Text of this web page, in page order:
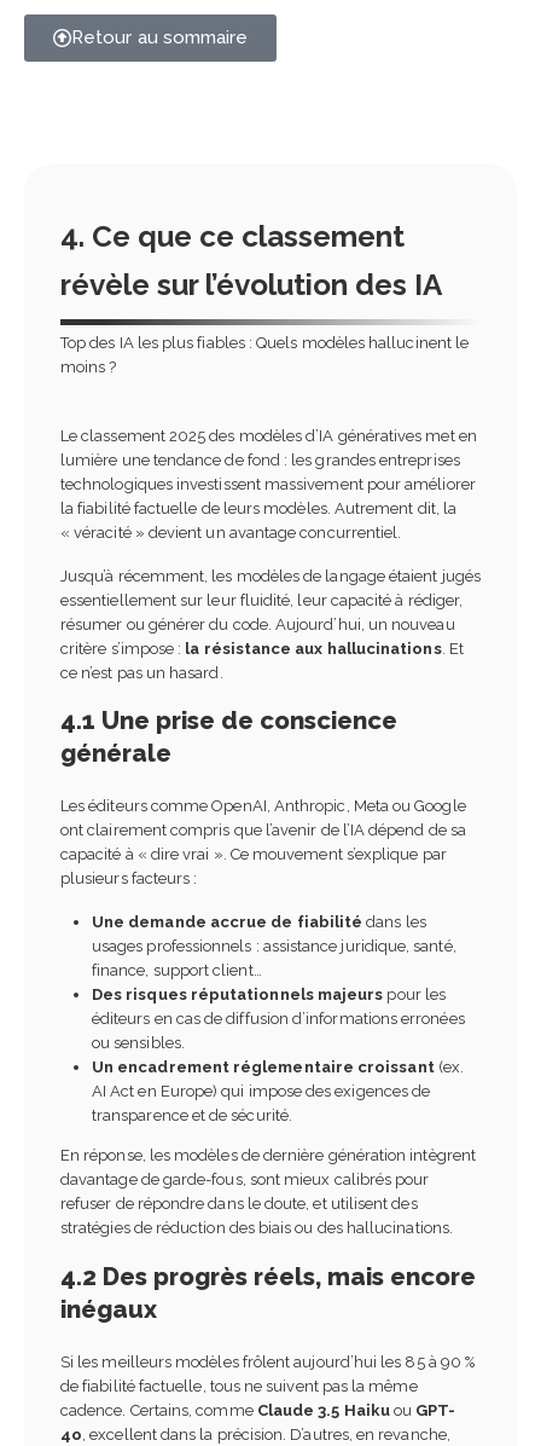
Retour au sommaire
4. Ce que ce classement
révèle sur l’évolution des IA
Top des IA les plus fiables : Quels modèles hallucinent le
moins ?
Le classement 2025 des modèles d’IA génératives met en
lumière une tendance de fond : les grandes entreprises
technologiques investissent massivement pour améliorer
la fiabilité factuelle de leurs modèles. Autrement dit, la
« véracité » devient un avantage concurrentiel.
Jusqu’à récemment, les modèles de langage étaient jugés
essentiellement sur leur fluidité, leur capacité à rédiger,
résumer ou générer du code. Aujourd’hui, un nouveau
critère s’impose : la résistance aux hallucinations. Et
ce n’est pas un hasard.
4.1 Une prise de conscience
générale
Les éditeurs comme OpenAI, Anthropic, Meta ou Google
ont clairement compris que l’avenir de l’IA dépend de sa
capacité à « dire vrai ». Ce mouvement s’explique par
plusieurs facteurs :
Une demande accrue de fiabilité dans les
usages professionnels : assistance juridique, santé,
finance, support client…
Des risques réputationnels majeurs pour les
éditeurs en cas de diffusion d’informations erronées
ou sensibles.
Un encadrement réglementaire croissant(ex.
AI Act en Europe) qui impose des exigences de
transparence et de sécurité.
En réponse, les modèles de dernière génération intègrent
davantage de garde-fous, sont mieux calibrés pour
refuser de répondre dans le doute, et utilisent des
stratégies de réduction des biais ou des hallucinations.
4.2 Des progrès réels, mais encore
inégaux
Si les meilleurs modèles frôlent aujourd’hui les 85 à 90 %
de fiabilité factuelle, tous ne suivent pas la même
cadence. Certains, comme Claude 3.5 Haikuou GPT-
4o , excellent dans la précision. D’autres, en revanche,